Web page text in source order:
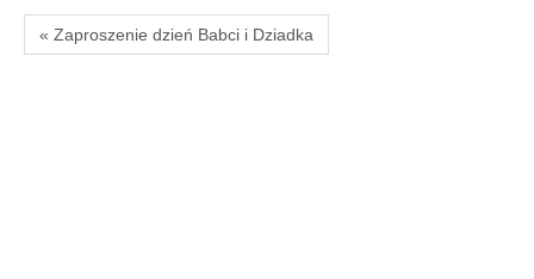
« Zaproszenie dzień Babci i Dziadka